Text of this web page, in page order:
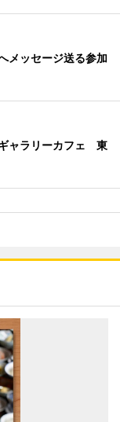
メッセージ送る参加
ャラリーカフェ 東